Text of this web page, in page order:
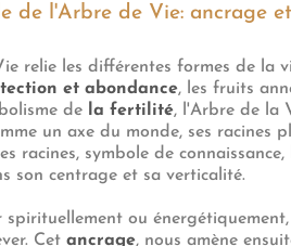
de l'Arbre de Vie: ancrage
relie les différentes formes de la
et abondance, les fruits
de
la fertilité, l'Arbre de la
un axe du monde, ses
racines, symbole de
son centrage et sa verticalité.
spirituellement ou
Cet ancrage, nous amène